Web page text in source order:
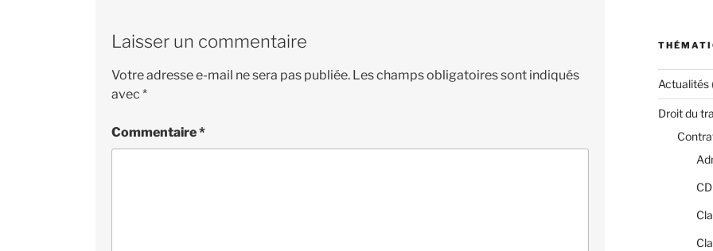
Laisser un commentaire
Votre adresse e-mail ne sera pas publiée. Les champs obligatoires sont indiqués
avec *
Commentaire*
Actualités
Droit du